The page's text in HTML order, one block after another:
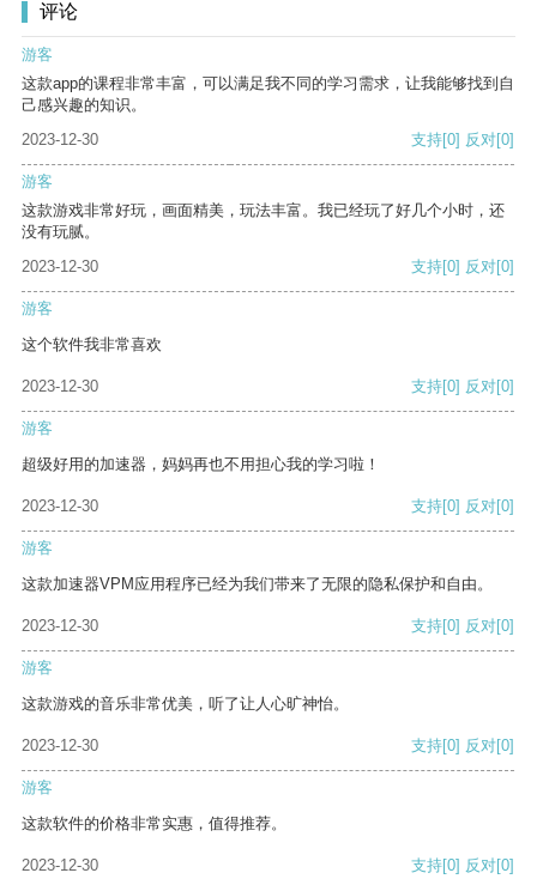
评论
游客
这款app的课程非常丰富，可以满足我不同的学习需求，让我能够找到自
己感兴趣的知识。
2023-12-30
支持[0] 反对[0]
游客
这款游戏非常好玩，画面精美，玩法丰富。我已经玩了好几个小时，还
没有玩腻。
2023-12-30
支持[0] 反对[0]
游客
这个软件我非常喜欢
2023-12-30 支持[0] 反对[0]
游客
超级好用的加速器，妈妈再也不用担心我的学习啦！
2023-12-30 支持[0] 反对[0]
游客
这款加速器VPM应用程序已经为我们带来了无限的隐私保护和自由。
2023-12-30 支持[0] 反对[0]
游客
这款游戏的音乐非常优美，听了让人心旷神怡。
2023-12-30 支持[0] 反对[0]
游客
这款软件的价格非常实惠，值得推荐。
2023-12-30 支持[0] 反对[0]